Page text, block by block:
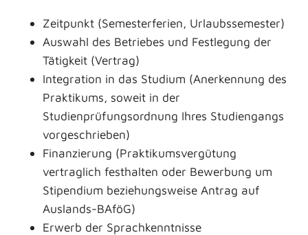
Zeitpunkt (Semesterferien, Urlaubssemester)
Auswahl des Betriebes und Festlegung der
Tätigkeit (Vertrag)
Integration in das Studium (Anerkennung des
Praktikums, soweit in der
Studienprüfungsordnung Ihres Studiengangs
vorgeschrieben)
Finanzierung (Praktikumsvergütung
vertraglich festhalten oder Bewerbung um
Stipendium beziehungsweise Antrag auf
Auslands-BAföG)
Erwerb der Sprachkenntnisse